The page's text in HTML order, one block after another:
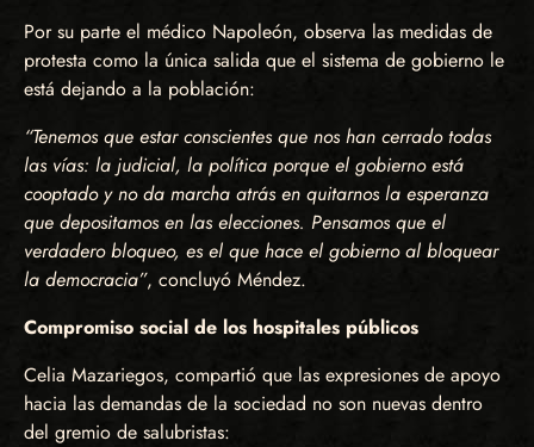
Por su parte el médico Napoleón, observa las medidas de
protesta como la única salida que el sistema de gobierno le
está dejando a la población:
“Tenemos que estar conscientes que nos han cerrado todas
las vías: la judicial, la política porque el gobierno está
cooptado y no da marcha atrás en quitarnos la esperanza
que depositamos en las elecciones. Pensamos que el
verdadero bloqueo, es el que hace el gobierno al bloquear
la democracia”, concluyó Méndez.
Compromiso social de los hospitales públicos
Celia Mazariegos, compartió que las expresiones de apoyo
hacia las demandas de la sociedad no son nuevas dentro
del gremio de salubristas: